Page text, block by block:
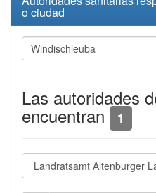
o ciudad
Las autoridades
encuentran 1